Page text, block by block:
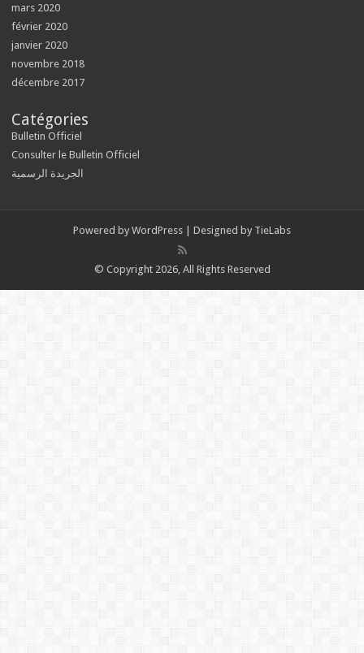
mars 2020
février 2020
janvier 2020
novembre 2018
décembre 2017
Catégories
Bulletin Officiel
Consulter le Bulletin Officiel
الجريدة الرسمية
Powered by WordPress | Designed by TieLabs
© Copyright 2026, All Rights Reserved